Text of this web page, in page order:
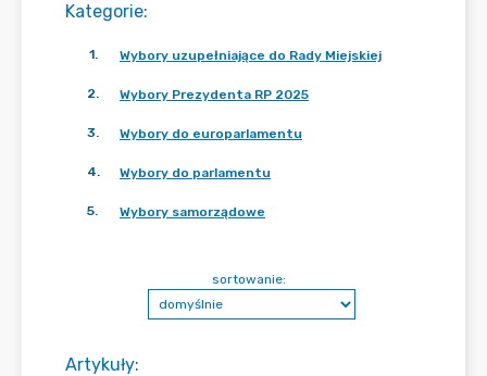
Kategorie:
1. Wybory uzupełniające do Rady Miejskiej
2. Wybory Prezydenta RP 2025
3. Wybory do europarlamentu
4. Wybory do parlamentu
5. Wybory samorządowe
Artykuły:
sortowanie: